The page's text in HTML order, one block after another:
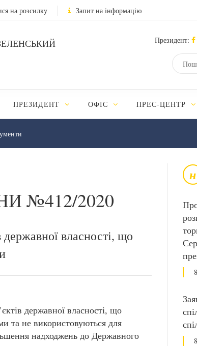
на розсилку Запит на інформацію
Президент:
ПРЕЗИДЕНТ ОФІС ПРЕС-ЦЕНТР
н
№412/2020
державної власності, що
державної власності, що
та не використовуються для
надходжень до Державного